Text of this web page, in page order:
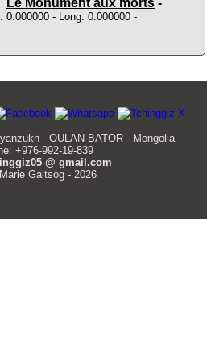
0.000000 - Long: 0.000000 -
- OULAN-BATOR - Mongolia
+976-992-19-839
@ gmail.com
Galtsog - 2026